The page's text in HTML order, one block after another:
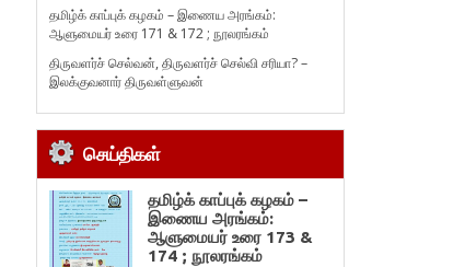
தமிழ்க் காப்புக் கழகம் – இணைய அரங்கம்:
ஆளுமையர் உரை 171 & 172 ; நூலரங்கம்
திருவளர்ச் செல்வன், திருவளர்ச் செல்வி சரியா? –
இலக்குவனார் திருவள்ளுவன்
செய்திகள்
தமிழ்க் காப்புக் கழகம் –
இணைய அரங்கம்:
ஆளுமையர் உரை 173 &
174 ; நூலரங்கம்